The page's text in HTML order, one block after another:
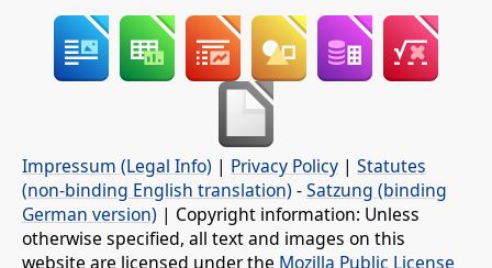
Impressum (Legal Info) | Privacy Policy | Statutes
(non-binding English translation) -Satzung (binding
German version) | Copyright information: Unless
otherwise specified, all text and images on this
website are licensed under the Mozilla Public License